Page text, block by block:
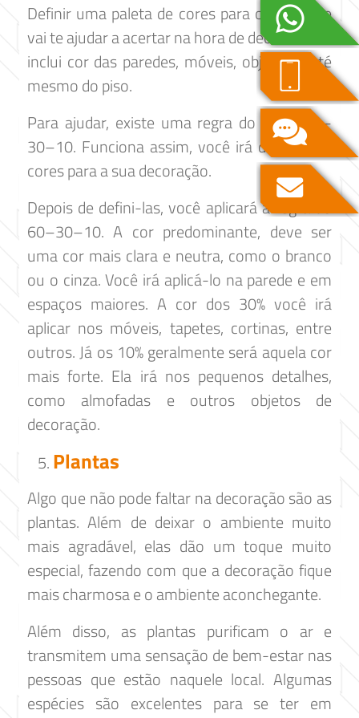
Definir uma paleta de cores para o ambiente
vai te ajudar a acertar na hora de decorar. Isso
inclui cor das paredes, móveis, objetos e até
mesmo do piso.
Para ajudar, existe uma regra do regra 60–
30–10. Funciona assim, você irá definir três
cores para a sua decoração.
Depois de defini-las, você aplicará a regra do
60–30–10. A cor predominante, deve ser
uma cor mais clara e neutra, como o branco
ou o cinza. Você irá aplicá-lo na parede e em
espaços maiores. A cor dos 30% você irá
aplicar nos móveis, tapetes, cortinas, entre
outros. Já os 10% geralmente será aquela cor
mais forte. Ela irá nos pequenos detalhes,
como almofadas e outros objetos de
decoração.
Plantas
Algo que não pode faltar na decoração são as
plantas. Além de deixar o ambiente muito
mais agradável, elas dão um toque muito
especial, fazendo com que a decoração fique
mais charmosa e o ambiente aconchegante.
Além disso, as plantas purificam o ar e
transmitem uma sensação de bem-estar nas
pessoas que estão naquele local. Algumas
espécies são excelentes para se ter em